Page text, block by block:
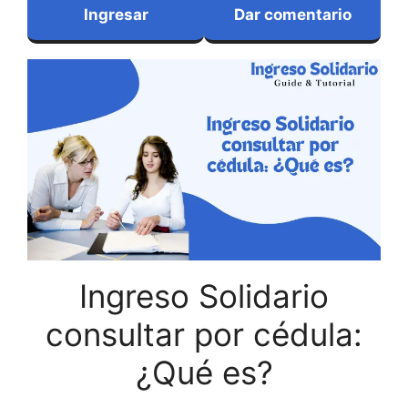
Ingresar Dar comentario
Ingreso Solidario
consultar por cédula:
¿Qué es?